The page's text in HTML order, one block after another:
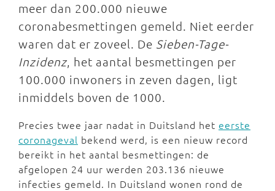
meer dan 200.000 nieuwe
coronabesmettingen gemeld. Niet eerder
waren dat er zoveel. De Sieben-Tage-
Inzidenz, het aantal besmettingen per
100.000 inwoners in zeven dagen, ligt
inmiddels boven de 1000.
Precies twee jaar nadat in Duitsland het eerste
coronageval bekend werd, is een nieuw record
bereikt in het aantal besmettingen: de
afgelopen 24 uur werden 203.136 nieuwe
infecties gemeld. In Duitsland wonen rond de